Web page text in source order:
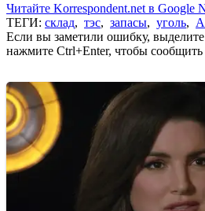
Читайте Korrespondent.net в Google
ТЕГИ: склад, тэс, запасы, уголь,
Если вы заметили ошибку,
нажмите Ctrl+Enter, чтобы сообщить